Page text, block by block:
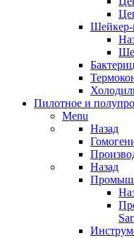
Шейкер-
Пилотное и
Menu
Назад
Назад